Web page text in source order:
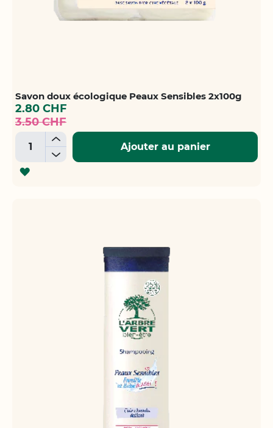
Savon doux écologique Peaux Sensibles 2x100g
Prix
spécial
2.80 CHF
3.50 CHF
+
-
Ajouter au panier
AJOUTER